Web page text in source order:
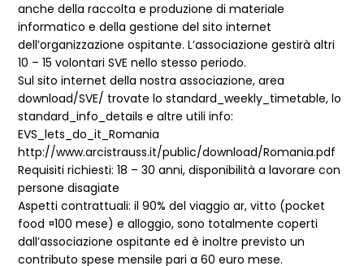
anche della raccolta e produzione di materiale
informatico e della gestione del sito internet
dell’organizzazione ospitante. L’associazione gestirà altri
10 – 15 volontari SVE nello stesso periodo.
Sul sito internet della nostra associazione, area
download/SVE/ trovate lo standard_weekly_timetable, lo
standard_info_details e altre utili info:
EVS_lets_do_it_Romania
http://www.arcistrauss.it/public/download/Romania.pdf
Requisiti richiesti: 18 – 30 anni, disponibilità a lavorare con
persone disagiate
Aspetti contrattuali: il 90% del viaggio ar, vitto (pocket
food ¤100 mese) e alloggio, sono totalmente coperti
dall’associazione ospitante ed è inoltre previsto un
contributo spese mensile pari a 60 euro mese.